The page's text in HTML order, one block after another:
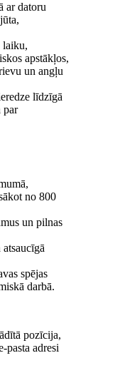
ar datoru
laiku,
apstākļos,
un angļu
līdzīgā
par
no 800
un pilnas
spējas
darbā.
pozīcija,
pasta adresi